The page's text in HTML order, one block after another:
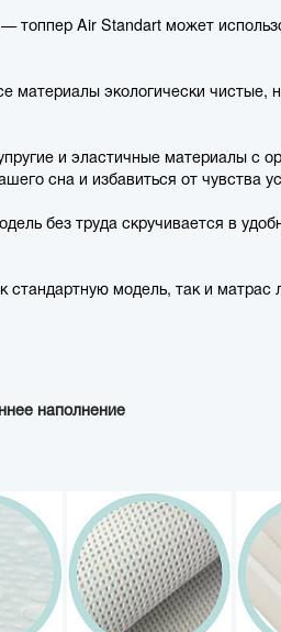
топпер Air Standart может
материалы экологически чистые,
и эластичные материалы с
сна и избавиться от чувства
без труда скручивается в
стандартную модель, так и матрас
наполнение